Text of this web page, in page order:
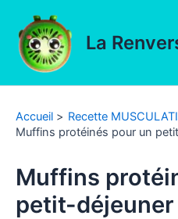
contenu
La
Accueil
Recette
Muffins protéinés pour un
Muffins
petit-